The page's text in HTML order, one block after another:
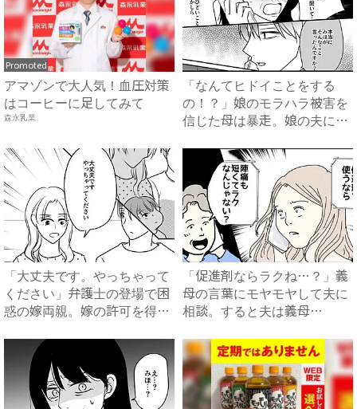
Promoted
アマゾンで大人気！血圧対策
はコーヒーに足してみて
森永乳業
「なんてヒドイことをする
の！？」娘のモラハラ被害を
信じた母は暴走。娘の夫に電
「大丈夫です。やっちゃって
ください」弁護士の登場で困
惑の嫁両親。嫁の許可を得た
「促進剤ならラクね…？」義
母の言葉にモヤモヤして夫に
相談。すると夫は義母